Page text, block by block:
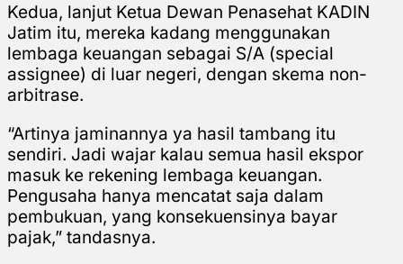
Kedua, lanjut Ketua Dewan Penasehat KADIN
Jatim itu, mereka kadang menggunakan
lembaga keuangan sebagai S/A (special
assignee) di luar negeri, dengan skema non-
arbitrase.
“Artinya jaminannya ya hasil tambang itu
sendiri. Jadi wajar kalau semua hasil ekspor
masuk ke rekening lembaga keuangan.
Pengusaha hanya mencatat saja dalam
pembukuan, yang konsekuensinya bayar
pajak,” tandasnya.